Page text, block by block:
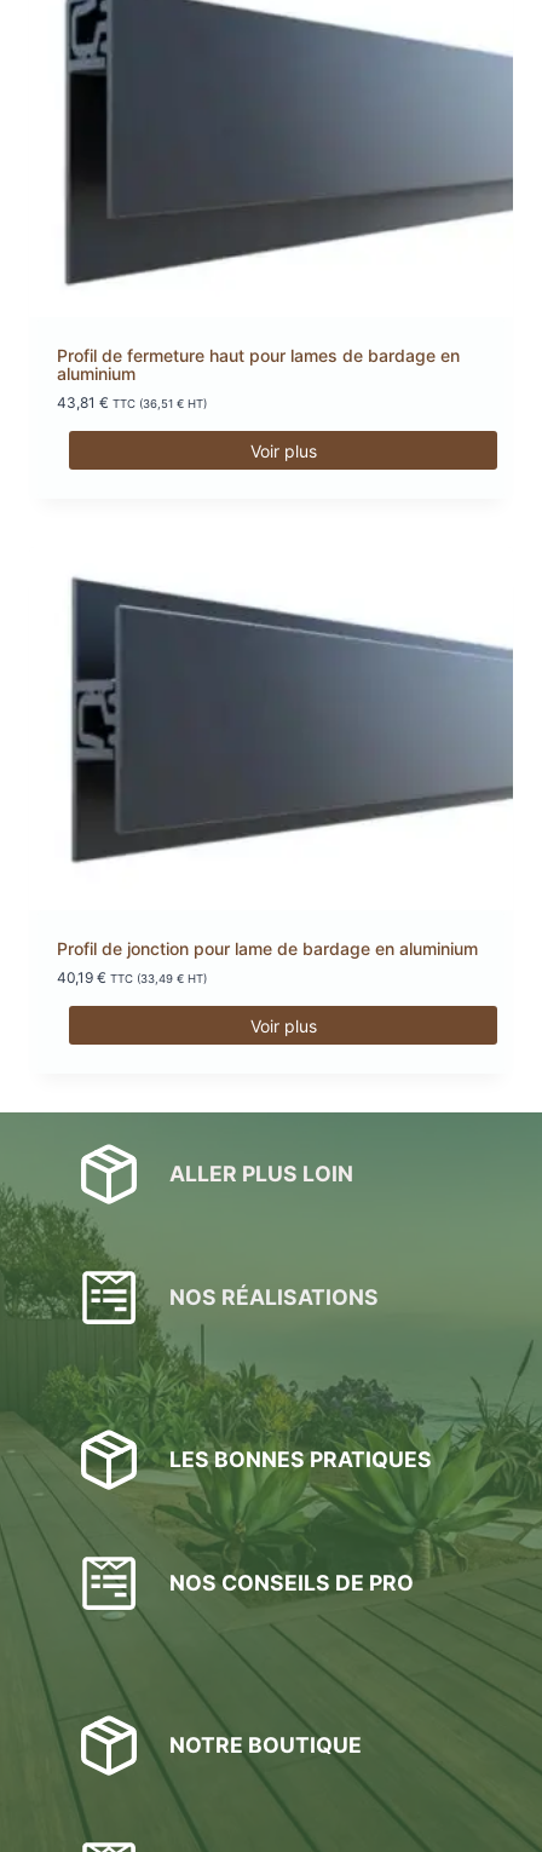
Profil de fermeture haut pour lames de bardage en
aluminium
43,81 € TTC (36,51 € HT)
Voir plus
Profil de jonction pour lame de bardage en aluminium
40,19 € TTC (33,49 € HT)
Voir plus
ALLER PLUS LOIN
NOS RÉALISATIONS
LES BONNES PRATIQUES
NOS CONSEILS DE PRO
NOTRE BOUTIQUE